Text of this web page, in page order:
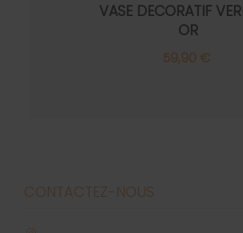
VASE DECORATIF
OR
59,90 €
CONTACTEZ-NOUS